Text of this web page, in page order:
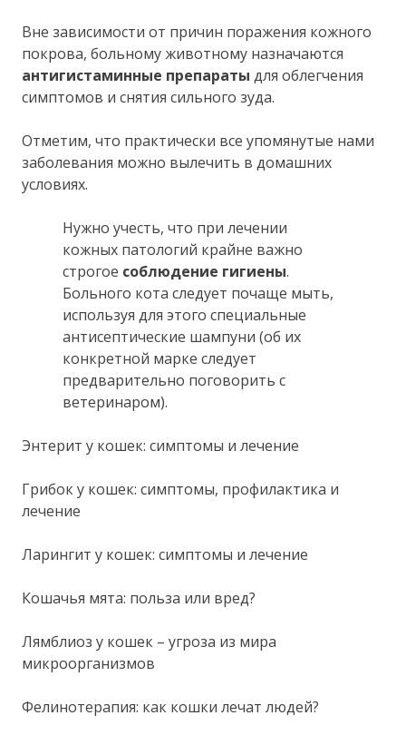
Вне зависимости от причин поражения кожного
покрова, больному животному назначаются
антигистаминные препараты для облегчения
симптомов и снятия сильного зуда.
Отметим, что практически все упомянутые нами
заболевания можно вылечить в домашних
условиях.
Нужно учесть, что при лечении
кожных патологий крайне важно
строгое соблюдение гигиены.
Больного кота следует почаще мыть,
используя для этого специальные
антисептические шампуни (об их
конкретной марке следует
предварительно поговорить с
ветеринаром).
Энтерит у кошек: симптомы и лечение
Грибок у кошек: симптомы, профилактика и
лечение
Ларингит у кошек: симптомы и лечение
Кошачья мята: польза или вред?
Лямблиоз у кошек – угроза из мира
микроорганизмов
Фелинотерапия: как кошки лечат людей?